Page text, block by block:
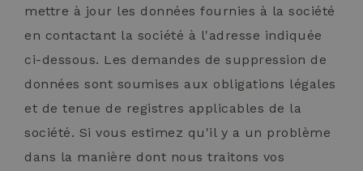
mettre à jour les données fournies à la société
en contactant la société à l'adresse indiquée
ci-dessous. Les demandes de suppression de
données sont soumises aux obligations légales
et de tenue de registres applicables de la
société. Si vous estimez qu'il y a un problème
dans la manière dont nous traitons vos